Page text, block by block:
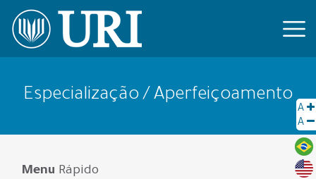
A
A
Especialização / Aperfeiçoamento
Menu Rápido